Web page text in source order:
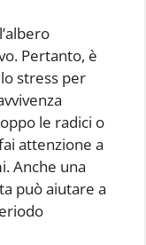
Pertanto, è
stress per
le radici o
attenzione a
Anche una
può aiutare a